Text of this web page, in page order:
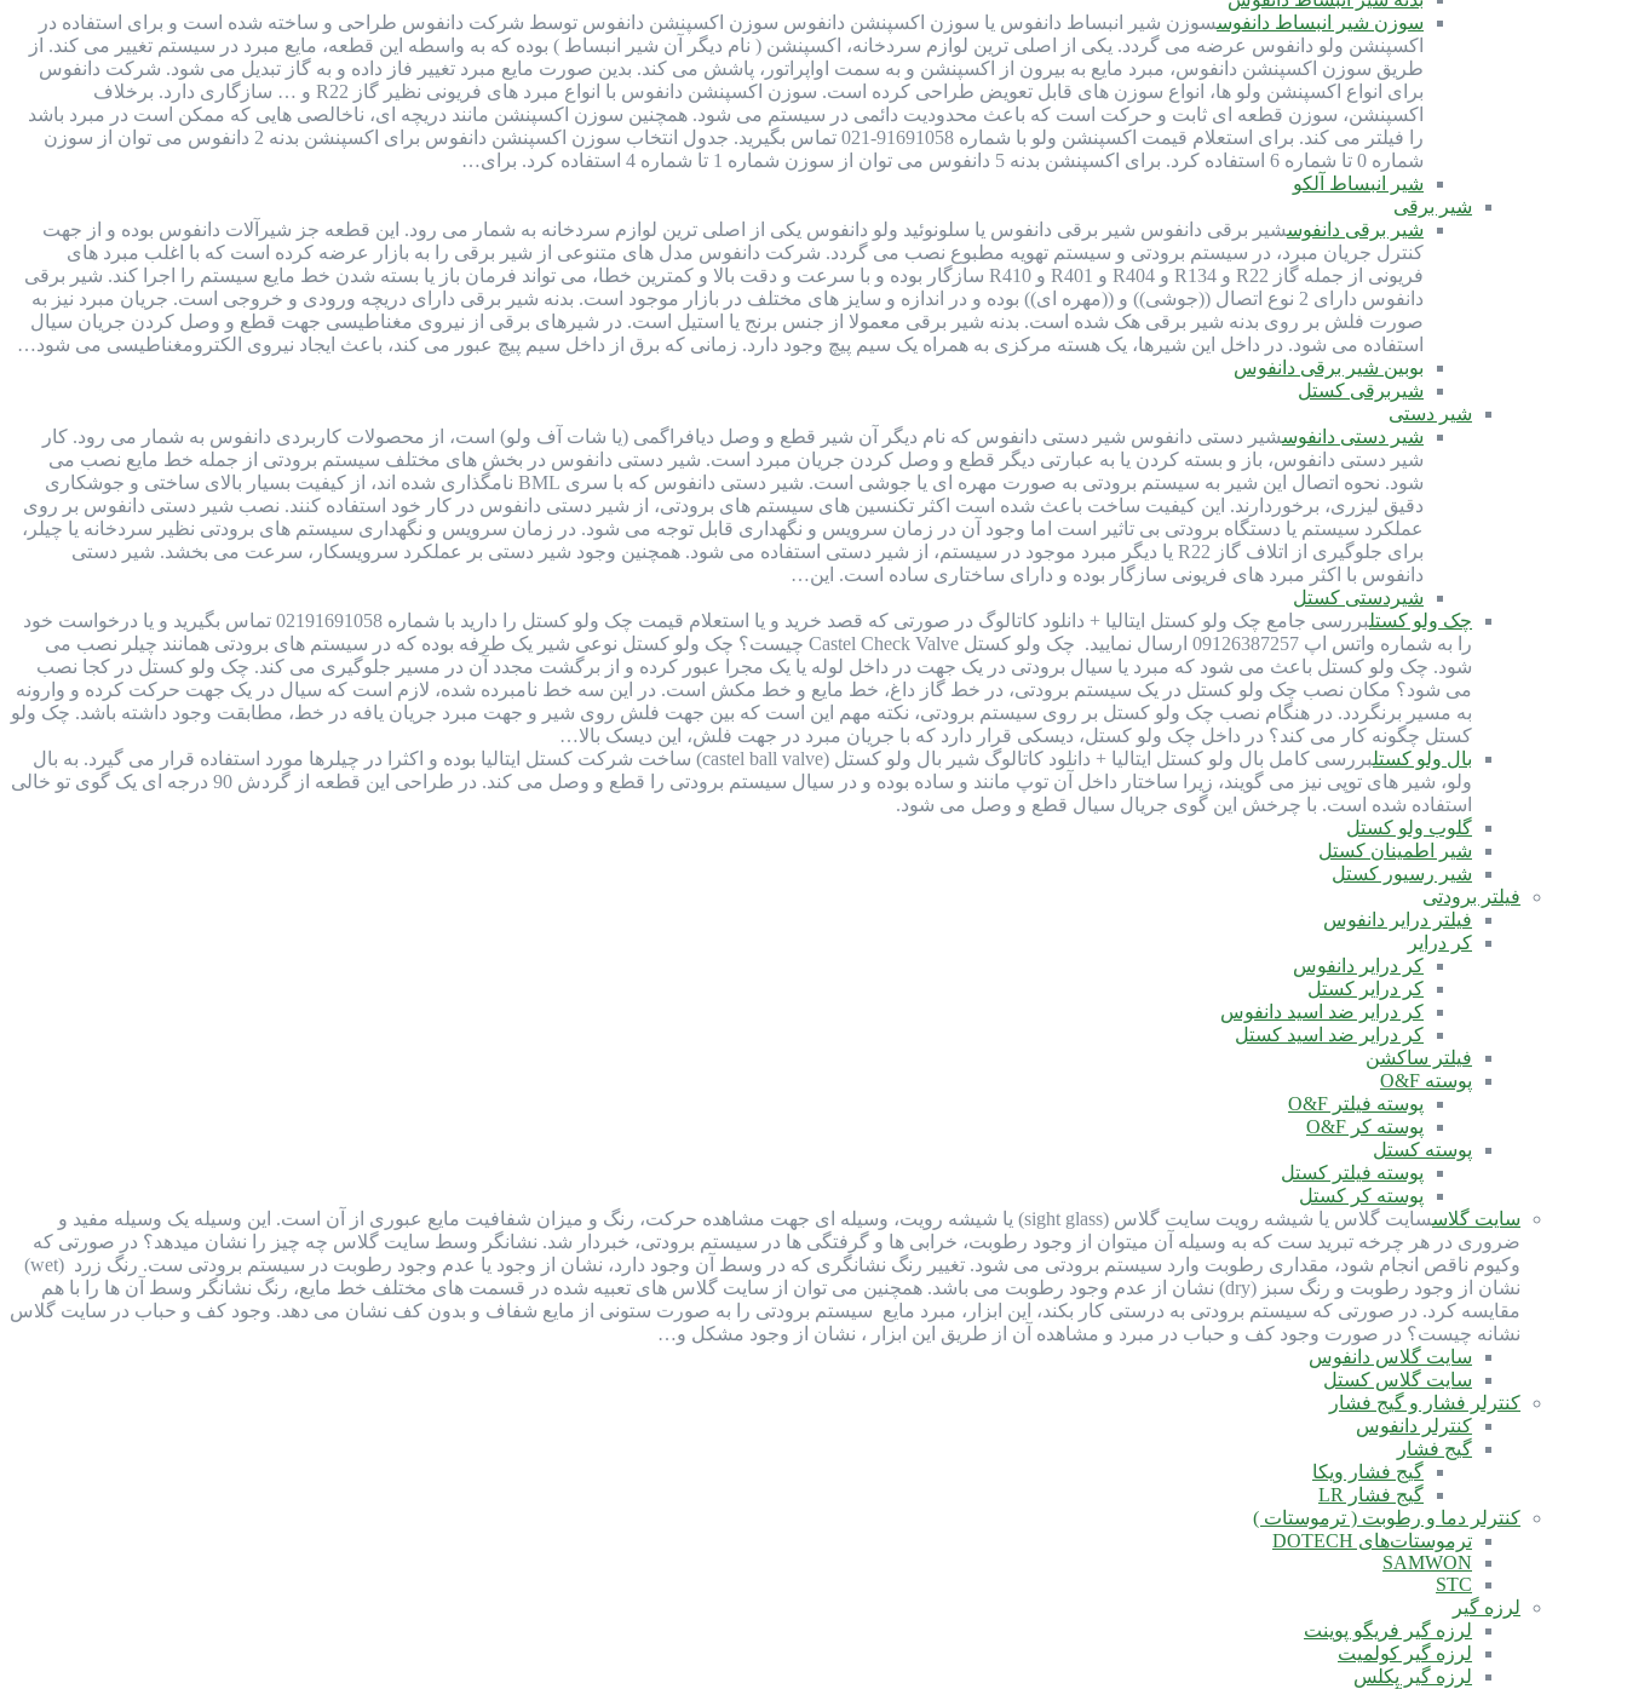
سوزن شیر انبساط دانفوسسوزن شیر انبساط دانفوس یا سوزن اکسپنشن دانفوس سوزن اکسپنشن دانفوس توسط شرکت دانفوس طراحی و ساخته شده است و برای استفاده در
اکسپنشن ولو دانفوس عرضه می گردد. یکی از اصلی ترین لوازم سردخانه، اکسپنشن ( نام دیگر آن شیر انبساط ) بوده که به واسطه این قطعه، مایع مبرد در سیستم تغییر می کند. از
طریق سوزن اکسپنشن دانفوس، مبرد مایع به بیرون از اکسپنشن و به سمت اواپراتور، پاشش می کند. بدین صورت مایع مبرد تغییر فاز داده و به گاز تبدیل می شود. شرکت دانفوس
برای انواع اکسپنشن ولو ها، انواع سوزن های قابل تعویض طراحی کرده است. سوزن اکسپنشن دانفوس با انواع مبرد های فریونی نظیر گاز R22 و … سازگاری دارد. برخلاف
اکسپنشن، سوزن قطعه ای ثابت و حرکت است که باعث محدودیت دائمی در سیستم می شود. همچنین سوزن اکسپنشن مانند دریچه ای، ناخالصی هایی که ممکن است در مبرد باشد
را فیلتر می کند. برای استعلام قیمت اکسپنشن ولو با شماره 91691058-021 تماس بگیرید. جدول انتخاب سوزن اکسپنشن دانفوس برای اکسپنشن بدنه 2 دانفوس می توان از سوزن
شماره 0 تا شماره 6 استفاده کرد. برای اکسپنشن بدنه 5 دانفوس می توان از سوزن شماره 1 تا شماره 4 استفاده کرد. برای…
شیر انبساط آلکو
شیر برقی
شیر برقی دانفوسشیر برقی دانفوس شیر برقی دانفوس یا سلونوئید ولو دانفوس یکی از اصلی ترین لوازم سردخانه به شمار می رود. این قطعه جز شیرآلات دانفوس بوده و از جهت
کنترل جریان مبرد، در سیستم برودتی و سیستم تهویه مطبوع نصب می گردد. شرکت دانفوس مدل های متنوعی از شیر برقی را به بازار عرضه کرده است که با اغلب مبرد های
فریونی از جمله گاز R22 و R134 و R404 و R401 و R410 سازگار بوده و با سرعت و دقت بالا و کمترین خطا، می تواند فرمان باز یا بسته شدن خط مایع سیستم را اجرا کند. شیر برقی
دانفوس دارای 2 نوع اتصال ((جوشی)) و ((مهره ای)) بوده و در اندازه و سایز های مختلف در بازار موجود است. بدنه شیر برقی دارای دریچه ورودی و خروجی است. جریان مبرد نیز به
صورت فلش بر روی بدنه شیر برقی هک شده است. بدنه شیر برقی معمولا از جنس برنج یا استیل است. در شیرهای برقی از نیروی مغناطیسی جهت قطع و وصل کردن جریان سیال
استفاده می شود. در داخل این شیرها، یک هسته مرکزی به همراه یک سیم پیچ وجود دارد. زمانی که برق از داخل سیم پیچ عبور می کند، باعث ایجاد نیروی الکترومغناطیسی می شود…
بوبین شیر برقی دانفوس
شیربرقی کستل
شیر دستی
شیر دستی دانفوسشیر دستی دانفوس شیر دستی دانفوس که نام دیگر آن شیر قطع و وصل دیافراگمی (یا شات آف ولو) است، از محصولات کاربردی دانفوس به شمار می رود. کار
شیر دستی دانفوس، باز و بسته کردن یا به عبارتی دیگر قطع و وصل کردن جریان مبرد است. شیر دستی دانفوس در بخش های مختلف سیستم برودتی از جمله خط مایع نصب می
شود. نحوه اتصال این شیر به سیستم برودتی به صورت مهره ای یا جوشی است. شیر دستی دانفوس که با سری BML نامگذاری شده اند، از کیفیت بسیار بالای ساختی و جوشکاری
دقیق لیزری، برخوردارند. این کیفیت ساخت باعث شده است اکثر تکنسین های سیستم های برودتی، از شیر دستی دانفوس در کار خود استفاده کنند. نصب شیر دستی دانفوس بر روی
عملکرد سیستم یا دستگاه برودتی بی تاثیر است اما وجود آن در زمان سرویس و نگهداری قابل توجه می شود. در زمان سرویس و نگهداری سیستم های برودتی نظیر سردخانه یا چیلر،
برای جلوگیری از اتلاف گاز R22 یا دیگر مبرد موجود در سیستم، از شیر دستی استفاده می شود. همچنین وجود شیر دستی بر عملکرد سرویسکار، سرعت می بخشد. شیر دستی
دانفوس با اکثر مبرد های فریونی سازگار بوده و دارای ساختاری ساده است. این…
شیردستی کستل
چک ولو کستل
بررسی جامع چک ولو کستل ایتالیا + دانلود کاتالوگ در صورتی که قصد خرید و یا استعلام قیمت چک ولو کستل را دارید با شماره 02191691058 تماس بگیرید و یا درخواست خود
را به شماره واتس اپ 09126387257 ارسال نمایید. چک ولو کستل Castel Check Valve چیست؟ چک ولو کستل نوعی شیر یک طرفه بوده که در سیستم های برودتی همانند چیلر نصب می
شود. چک ولو کستل باعث می شود که مبرد یا سیال برودتی در یک جهت در داخل لوله یا یک مجرا عبور کرده و از برگشت مجدد آن در مسیر جلوگیری می کند. چک ولو کستل در کجا نصب
می شود؟ مکان نصب چک ولو کستل در یک سیستم برودتی، در خط گاز داغ، خط مایع و خط مکش است. در این سه خط نامبرده شده، لازم است که سیال در یک جهت حرکت کرده و وارونه
به مسیر برنگردد. در هنگام نصب چک ولو کستل بر روی سیستم برودتی، نکته مهم این است که بین جهت فلش روی شیر و جهت مبرد جریان یافه در خط، مطابقت وجود داشته باشد. چک ولو
کستل چگونه کار می کند؟ در داخل چک ولو کستل، دیسکی قرار دارد که با جریان مبرد در جهت فلش، این دیسک بالا…
بال ولو کستل
بررسی کامل بال ولو کستل ایتالیا + دانلود کاتالوگ شیر بال ولو کستل (castel ball valve) ساخت شرکت کستل ایتالیا بوده و اکثرا در چیلرها مورد استفاده قرار می گیرد. به بال
ولو، شیر های توپی نیز می گویند، زیرا ساختار داخل آن توپ مانند و ساده بوده و در سیال سیستم برودتی را قطع و وصل می کند. در طراحی این قطعه از گردش 90 درجه ای یک گوی تو خالی
استفاده شده است. با چرخش این گوی جریال سیال قطع و وصل می شود.
گلوب ولو کستل
شیر اطمینان کستل
شیر رسیور کستل
فیلتر برودتی
فیلتر درایر دانفوس
کر درایر
کر درایر دانفوس
کر درایر کستل
کر درایر ضد اسید دانفوس
کر درایر ضد اسید کستل
فیلتر ساکشن
پوسته O&F
پوسته فیلتر O&F
پوسته کر O&F
پوسته کستل
پوسته فیلتر کستل
پوسته کر کستل
سایت گلاس
سایت گلاس یا شیشه رویت سایت گلاس (sight glass) یا شیشه رویت، وسیله ای جهت مشاهده حرکت، رنگ و میزان شفافیت مایع عبوری از آن است. این وسیله یک وسیله مفید و
ضروری در هر چرخه تبرید ست که به وسیله آن میتوان از وجود رطوبت، خرابی ها و گرفتگی ها در سیستم برودتی، خبردار شد. نشانگر وسط سایت گلاس چه چیز را نشان میدهد؟ در صورتی که
وکیوم ناقص انجام شود، مقداری رطوبت وارد سیستم برودتی می شود. تغییر رنگ نشانگری که در وسط آن وجود دارد، نشان از وجود یا عدم وجود رطوبت در سیستم برودتی ست. رنگ زرد (wet)
نشان از وجود رطوبت و رنگ سبز (dry) نشان از عدم وجود رطوبت می باشد. همچنین می توان از سایت گلاس های تعبیه شده در قسمت های مختلف خط مایع، رنگ نشانگر وسط آن ها را با هم
مقایسه کرد. در صورتی که سیستم برودتی به درستی کار بکند، این ابزار، مبرد مایع سیستم برودتی را به صورت ستونی از مایع شفاف و بدون کف نشان می دهد. وجود کف و حباب در سایت گلاس
نشانه چیست؟ در صورت وجود کف و حباب در مبرد و مشاهده آن از طریق این ابزار ، نشان از وجود مشکل و…
سایت گلاس دانفوس
سایت گلاس کستل
کنترلر فشار و گیج فشار
کنترلر دانفوس
گیج فشار
گیج فشار ویکا
گیج فشار LR
کنترلر دما و رطوبت ( ترموستات )
ترموستات‌های DOTECH
SAMWON
STC
لرزه گیر
لرزه گیر فریگو پوینت
لرزه گیر کولمیت
لرزه گیر پکلس